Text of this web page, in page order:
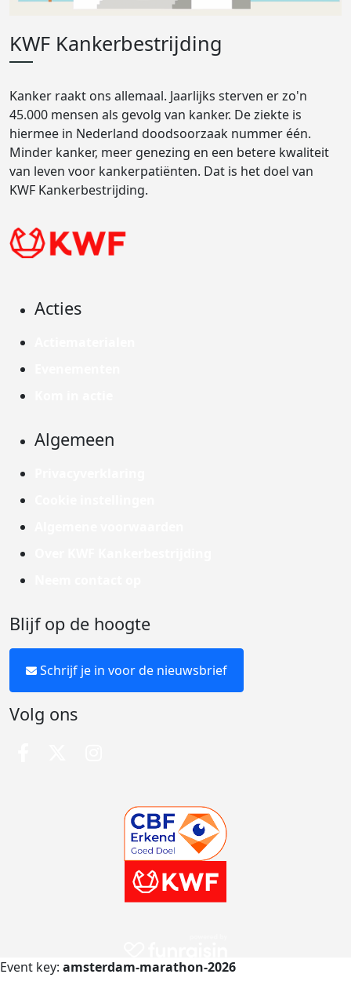
KWF Kankerbestrijding
Kanker raakt ons allemaal. Jaarlijks sterven er zo'n
45.000 mensen als gevolg van kanker. De ziekte is
hiermee in Nederland doodsoorzaak nummer één.
Minder kanker, meer genezing en een betere kwaliteit
van leven voor kankerpatiënten. Dat is het doel van
KWF Kankerbestrijding.
Acties
Algemeen
Blijf op de hoogte
Schrijf je in voor de nieuwsbrief
Volg ons
Event key: amsterdam-marathon-2026